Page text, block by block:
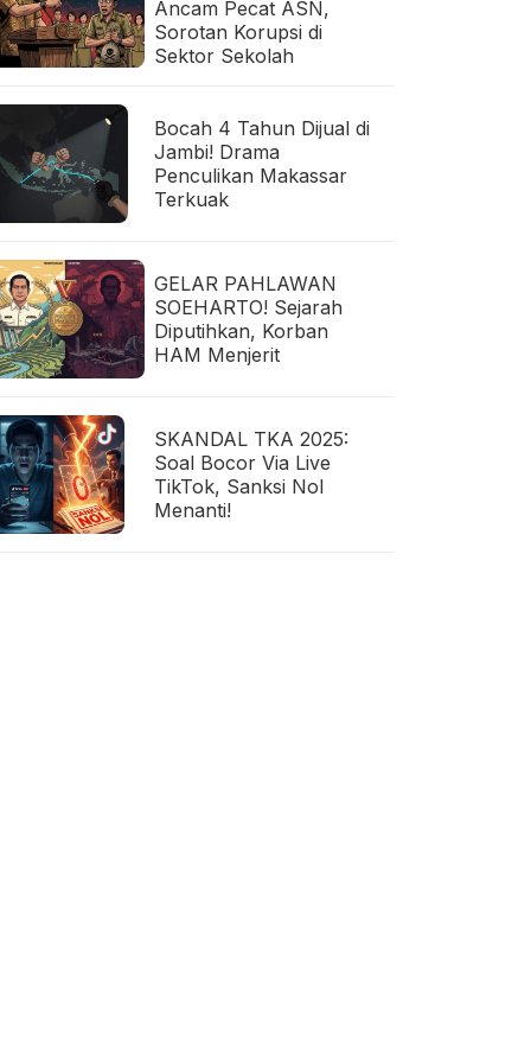
Ancam Pecat ASN,
Sorotan Korupsi di
Sektor Sekolah
Bocah 4 Tahun Dijual di
Jambi! Drama
Penculikan Makassar
Terkuak
GELAR PAHLAWAN
SOEHARTO! Sejarah
Diputihkan, Korban
HAM Menjerit
SKANDAL TKA 2025:
Soal Bocor Via Live
TikTok, Sanksi Nol
Menanti!